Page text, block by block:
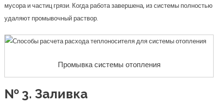
мусора и частиц грязи. Когда работа завершена, из системы полностью
удаляют промывочный раствор.
Промывка системы отопления
№ 3. Заливка